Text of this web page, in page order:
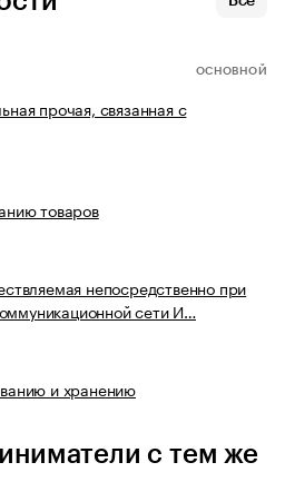
ОСНОВНОЙ
прочая, связанная с
товаров
непосредственно при
сети И…
и хранению
с тем же